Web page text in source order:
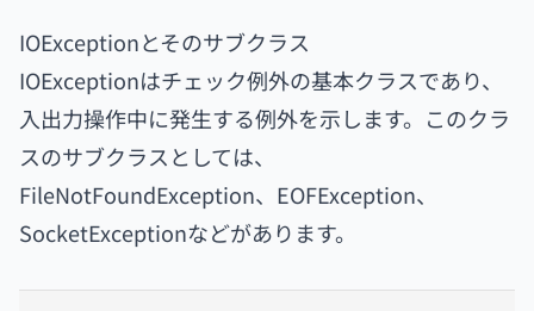
IOExceptionとそのサブクラス
IOExceptionはチェック例外の基本クラスであり、
入出力操作中に発生する例外を示します。このクラ
スのサブクラスとしては、
FileNotFoundException、EOFException、
SocketExceptionなどがあります。